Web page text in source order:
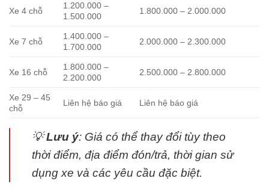
Xe 4 chỗ
1.200.000 –
1.500.000
1.800.000 – 2.000.000
Xe 7 chỗ
1.400.000 –
1.700.000
2.000.000 – 2.300.000
Xe 16 chỗ
1.800.000 –
2.200.000
2.500.000 – 2.800.000
Xe 29 – 45
chỗ
Liên hệ báo giá Liên hệ báo giá
💡Lưu ý: Giá có thể thay đổi tùy theo
thời điểm, địa điểm đón/trả, thời gian sử
dụng xe và các yêu cầu đặc biệt.